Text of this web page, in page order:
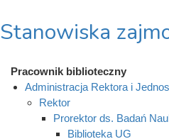
Stanowiska
Pracownik biblioteczny
Administracja Rektora i
Rektor
Prorektor ds. Badań
Biblioteka UG